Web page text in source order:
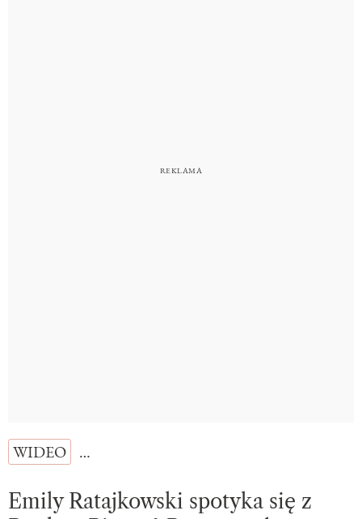
WIDEO …
Emily Ratajkowski spotyka się z